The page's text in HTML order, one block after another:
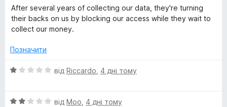
з
5
к
а
1
5
ц
н
а
з
After several years of collecting our data, they're turning
their backs on us by blocking our access while they wait to
collect our money.
Позначити
О
н
від Riccardo 4 дні тому
О
від Moo 4 дні тому